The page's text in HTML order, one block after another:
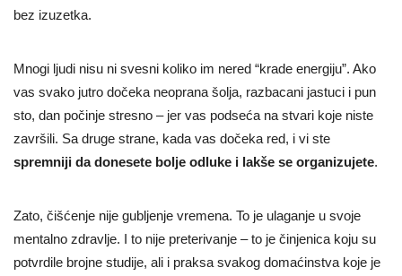
bez izuzetka.
Mnogi ljudi nisu ni svesni koliko im nered “krade energiju”. Ako
vas svako jutro dočeka neoprana šolja, razbacani jastuci i pun
sto, dan počinje stresno – jer vas podseća na stvari koje niste
završili. Sa druge strane, kada vas dočeka red, i vi ste
spremniji da donesete bolje odluke i lakše se organizujete.
Zato, čišćenje nije gubljenje vremena. To je ulaganje u svoje
mentalno zdravlje. I to nije preterivanje – to je činjenica koju su
potvrdile brojne studije, ali i praksa svakog domaćinstva koje je